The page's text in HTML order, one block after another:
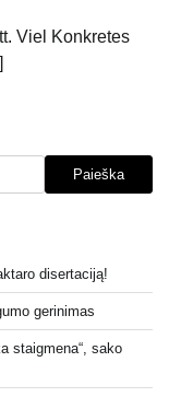
Viel Konkretes
Paieška
disertaciją!
gerinimas
staigmena“, sako